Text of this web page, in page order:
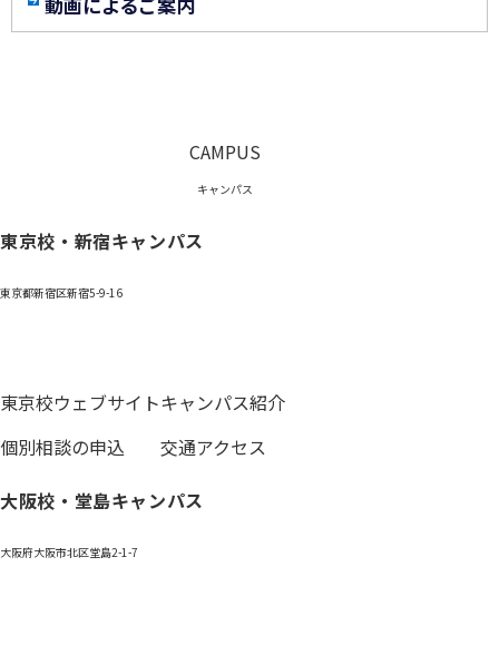
CAMPUS
キャンパス
東京校・新宿キャンパス
東京都新宿区新宿5-9-16
東京校ウェブサイトキャンパス紹介
個別相談の申込
交通アクセス
大阪校・堂島キャンパス
大阪府大阪市北区堂島2-1-7